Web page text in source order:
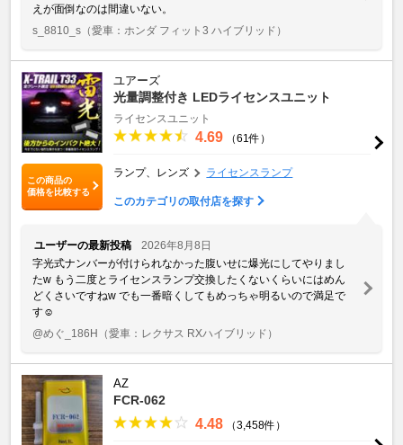
えが面倒なのは間違いない。
s_8810_s （愛車：ホンダ フィット3 ハイブリッド）
この商品の
価格を比較する
ユアーズ
光量調整付き LEDライセンスユニット
ライセンスユニット
4.69 （61件）
ランプ、レンズ ライセンスランプ
このカテゴリの取付店を探す
ユーザーの最新投稿
2026年8月8日
字光式ナンバーが付けられなかった腹いせに爆光にしてやりまし
た‪w もう二度とライセンスランプ交換したくないくらいにはめん
どくさいですね‪w でも一番暗くしてもめっちゃ明るいので満足で
す☺️
@めぐ_186H （愛車：レクサス RXハイブリッド）
AZ
FCR-062
4.48 （3,458件）